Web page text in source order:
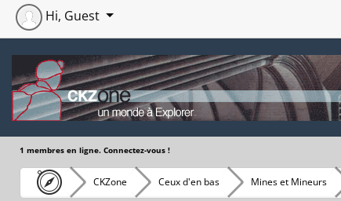
Hi, Guest
1 membres en ligne. Connectez-vous !
CKZone Ceux d'en bas Mines et Mineurs